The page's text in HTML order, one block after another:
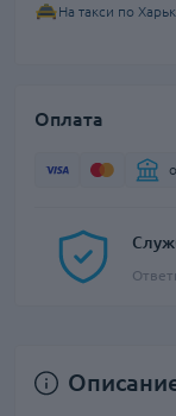
На такси по
Оплата